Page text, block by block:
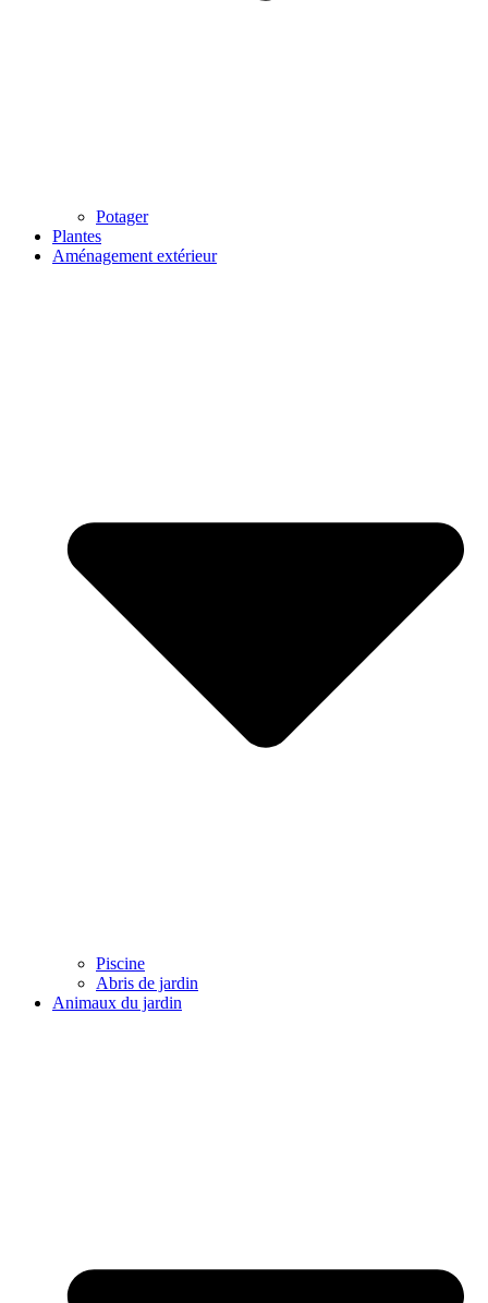
Potager
Plantes
Aménagement extérieur
Piscine
Abris de jardin
Animaux du jardin